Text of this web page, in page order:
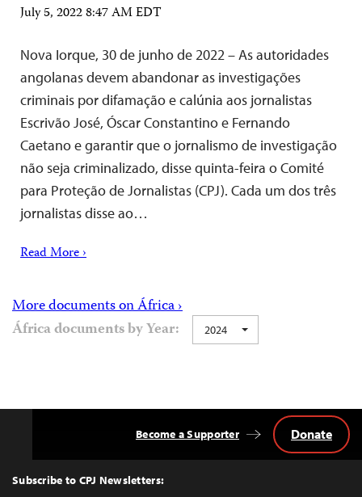
July 5, 2022 8:47 AM EDT
Nova Iorque, 30 de junho de 2022 – As autoridades
angolanas devem abandonar as investigações
criminais por difamação e calúnia aos jornalistas
Escrivão José, Óscar Constantino e Fernando
Caetano e garantir que o jornalismo de investigação
não seja criminalizado, disse quinta-feira o Comité
para Proteção de Jornalistas (CPJ). Cada um dos três
jornalistas disse ao…
Read More ›
More documents on África ›
África documents by Year:
2024
Top
Subscribe to CPJ Newsletters:
Become a Supporter Donate